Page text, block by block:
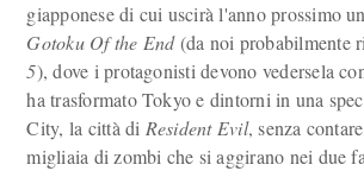
giapponese di cui uscirà l'anno prossimo
Gotoku Of the End(da noi probabilmente
5), dove i protagonisti devono vedersela
ha trasformato Tokyo e dintorni in una
City, la città di Resident Evil, senza
migliaia di zombi che si aggirano nei due